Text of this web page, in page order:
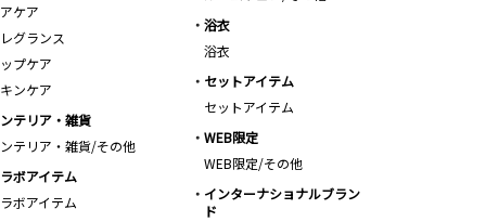
ケア
グランス
プケア
ンケア
浴衣
浴衣
セットアイテム
セットアイテム
テリア・雑貨
テリア・雑貨/その他
WEB限定
WEB限定/その他
ボアイテム
ボアイテム
インターナショナルブラン
ド